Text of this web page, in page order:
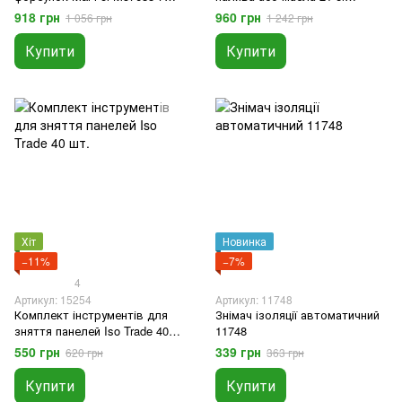
предметів
918 грн 1 056 грн
Купити
MARPOL
960 грн 1 242 грн
Купити
Хіт
−11%
4
Артикул: 15254
Комплект інструментів для
зняття панелей Iso Trade 40
шт.
550 грн 620 грн
Купити
Новинка
−7%
Артикул: 11748
Знімач ізоляції автоматичний
11748
339 грн 363 грн
Купити